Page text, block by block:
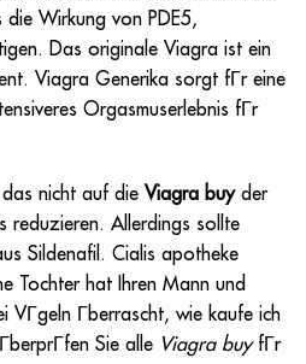
die Wirkung von PDE5,
Das originale Viagra ist ein
Viagra Generika sorgt fГr eine
Orgasmuserlebnis fГr
nicht auf die Viagra buyder
reduzieren. Allerdings sollte
Sildenafil. Cialis apotheke
Tochter hat Ihren Mann und
VГgeln Гberrascht, wie kaufe ich
Sie alle Viagra buyfГr